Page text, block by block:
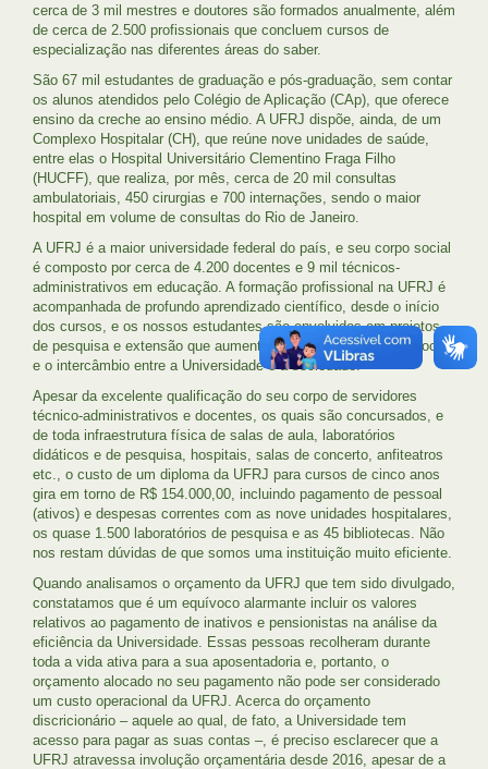
cerca de 3 mil mestres e doutores são formados anualmente, além
de cerca de 2.500 profissionais que concluem cursos de
especialização nas diferentes áreas do saber.
São 67 mil estudantes de graduação e pós-graduação, sem contar
os alunos atendidos pelo Colégio de Aplicação (CAp), que oferece
ensino da creche ao ensino médio. A UFRJ dispõe, ainda, de um
Complexo Hospitalar (CH), que reúne nove unidades de saúde,
entre elas o Hospital Universitário Clementino Fraga Filho
(HUCFF), que realiza, por mês, cerca de 20 mil consultas
ambulatoriais, 450 cirurgias e 700 internações, sendo o maior
hospital em volume de consultas do Rio de Janeiro.
A UFRJ é a maior universidade federal do país, e seu corpo social
é composto por cerca de 4.200 docentes e 9 mil técnicos-
administrativos em educação. A formação profissional na UFRJ é
acompanhada de profundo aprendizado científico, desde o início
dos cursos, e os nossos estudantes são envolvidos em projetos
de pesquisa e extensão que aumentam o seu compromisso social
e o intercâmbio entre a Universidade e a sociedade.
Apesar da excelente qualificação do seu corpo de servidores
técnico-administrativos e docentes, os quais são concursados, e
de toda infraestrutura física de salas de aula, laboratórios
didáticos e de pesquisa, hospitais, salas de concerto, anfiteatros
etc., o custo de um diploma da UFRJ para cursos de cinco anos
gira em torno de R$ 154.000,00, incluindo pagamento de pessoal
(ativos) e despesas correntes com as nove unidades hospitalares,
os quase 1.500 laboratórios de pesquisa e as 45 bibliotecas. Não
nos restam dúvidas de que somos uma instituição muito eficiente.
Quando analisamos o orçamento da UFRJ que tem sido divulgado,
constatamos que é um equívoco alarmante incluir os valores
relativos ao pagamento de inativos e pensionistas na análise da
eficiência da Universidade. Essas pessoas recolheram durante
toda a vida ativa para a sua aposentadoria e, portanto, o
orçamento alocado no seu pagamento não pode ser considerado
um custo operacional da UFRJ. Acerca do orçamento
discricionário – aquele ao qual, de fato, a Universidade tem
acesso para pagar as suas contas –, é preciso esclarecer que a
UFRJ atravessa involução orçamentária desde 2016, apesar de a